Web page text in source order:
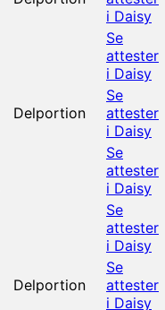
i Daisy
Se
attester
i Daisy
Delportion
Se
attester
i Daisy
Se
attester
i Daisy
Se
attester
i Daisy
Delportion
Se
attester
i Daisy